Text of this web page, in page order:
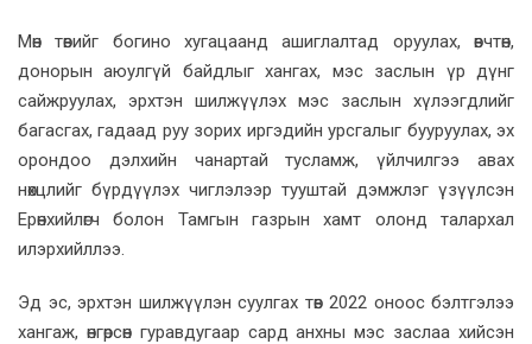
Мөн төвийг богино хугацаанд ашиглалтад оруулах, өвчтөн,
донорын аюулгүй байдлыг хангах, мэс заслын үр дүнг
сайжруулах, эрхтэн шилжүүлэх мэс заслын хүлээгдлийг
багасгах, гадаад руу зорих иргэдийн урсгалыг бууруулах, эх
орондоо дэлхийн чанартай тусламж, үйлчилгээ авах
нөхцлийг бүрдүүлэх чиглэлээр тууштай дэмжлэг үзүүлсэн
Ерөнхийлөгч болон Тамгын газрын хамт олонд талархал
илэрхийллээ.
Эд эс, эрхтэн шилжүүлэн суулгах төв 2022 оноос бэлтгэлээ
хангаж, өнгөрсөн гуравдугаар сард анхны мэс заслаа хийсэн